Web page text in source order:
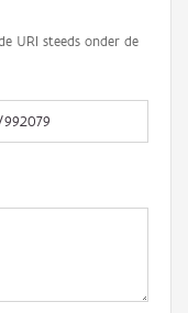
URI steeds onder de